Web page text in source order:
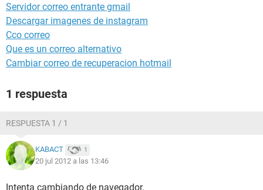
Servidor correo entrante gmail
Descargar imagenes de instagram
Cco correo
Que es un correo alternativo
Cambiar correo de recuperacion hotmail
1 respuesta
RESPUESTA 1 / 1
KABACT 1
20 jul 2012 a las 13:46
Intenta cambiando de navegador.